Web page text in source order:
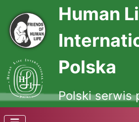
Human
Polska
Polski serwis